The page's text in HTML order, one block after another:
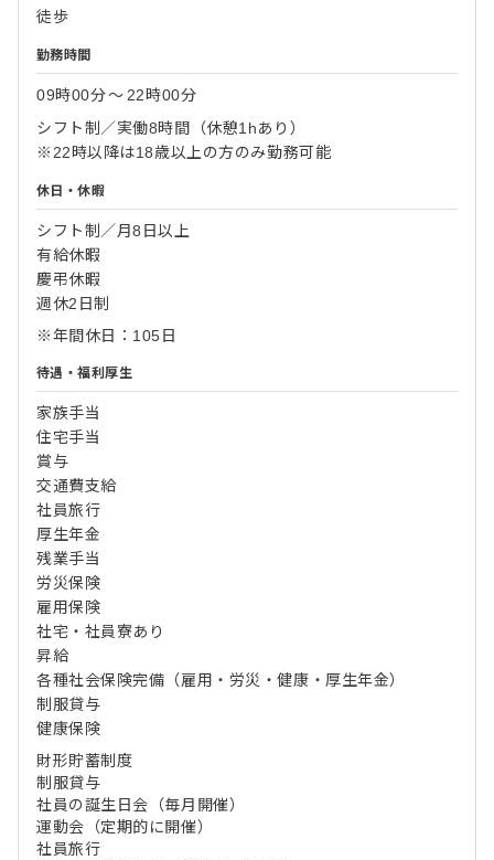
徒歩
勤務時間
09時00分〜 22時00分
シフト制／実働8時間（休憩1hあり）
※22時以降は18歳以上の方のみ勤務可能
休日・休暇
シフト制／月8日以上
有給休暇
慶弔休暇
週休2日制
※年間休日：105日
待遇・福利厚生
家族手当
住宅手当
賞与
交通費支給
社員旅行
厚生年金
残業手当
労災保険
雇用保険
社宅・社員寮あり
昇給
各種社会保険完備（雇用・労災・健康・厚生年金）
制服貸与
健康保険
財形貯蓄制度
制服貸与
社員の誕生日会（毎月開催）
運動会（定期的に開催）
社員旅行